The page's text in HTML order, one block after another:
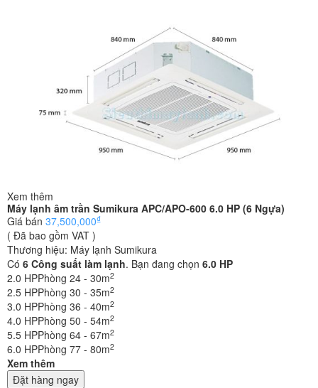
Xem thêm
Máy lạnh âm trần Sumikura APC/APO-600 6.0 HP (6 Ngựa)
Giá bán 37,500,000₫
( Đã bao gồm VAT )
Thương hiệu: Máy lạnh Sumikura
Có 6 Công suất làm lạnh. Bạn đang chọn 6.0 HP
2.0 HPPhòng 24 - 30m2
2.5 HPPhòng 30 - 35m2
3.0 HPPhòng 36 - 40m2
4.0 HPPhòng 50 - 54m2
5.5 HPPhòng 64 - 67m2
6.0 HPPhòng 77 - 80m2
Xem thêm
Đặt hàng ngay